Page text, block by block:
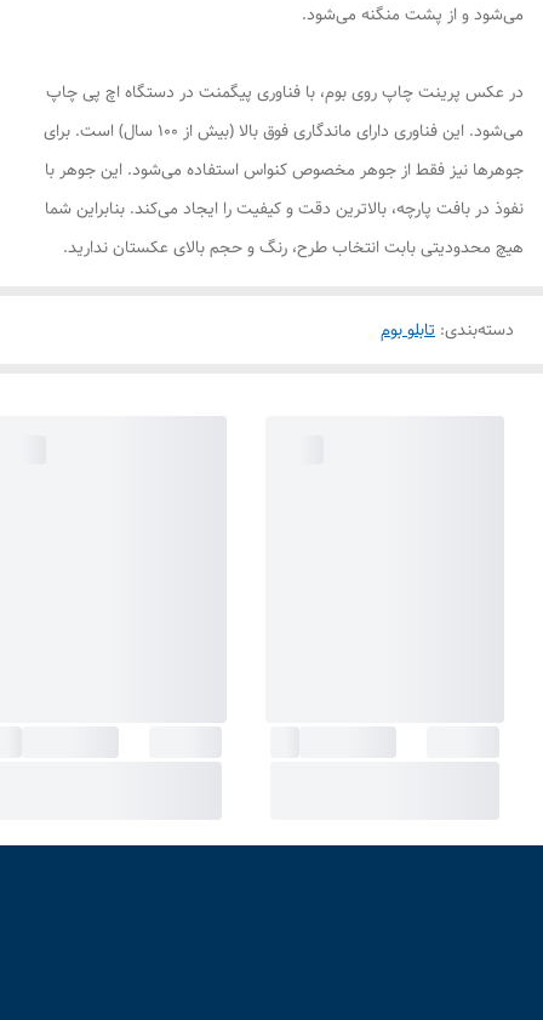
می‌شود و از پشت منگنه می‌شود.
در عکس پرینت چاپ روی بوم، با فناوری پیگمنت در دستگاه اچ پی چاپ
می‌شود. این فناوری دارای ماندگاری فوق بالا (بیش از ۱۰۰ سال) است. برای
جوهرها نیز فقط از جوهر مخصوص کنواس استفاده می‌شود. این جوهر با
نفوذ در بافت پارچه، بالاترین دقت و کیفیت را ایجاد می‌کند. بنابراین شما
هیچ محدودیتی بابت انتخاب طرح، رنگ و حجم بالای عکستان ندارید.
دسته‌بندی: تابلو بوم